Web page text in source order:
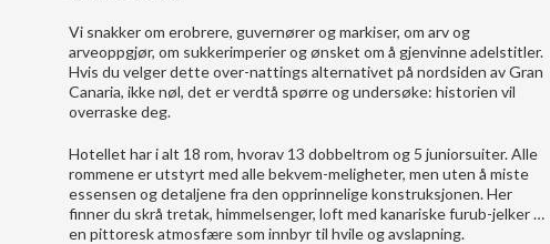
Vi snakker om erobrere, guvernører og markiser, om arv og
arveoppgjør, om sukkerimperier og ønsket om å gjenvinne adelstitler.
Hvis du velger dette over-nattings alternativet på nordsiden av Gran
Canaria, ikke nøl, det er verdtå spørre og undersøke: historien vil
overraske deg.
Hotellet har i alt 18 rom, hvorav 13 dobbeltrom og 5 juniorsuiter. Alle
rommene er utstyrt med alle bekvem-meligheter, men uten å miste
essensen og detaljene fra den opprinnelige konstruksjonen. Her
finner du skrå tretak, himmelsenger, loft med kanariske furub-jelker …
en pittoresk atmosfære som innbyr til hvile og avslapning.